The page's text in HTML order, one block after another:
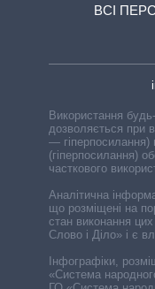
ВСІ
Використання
дозволяється при
—
(гіперпосилання)
часткового
Аналітична
що розміщені на
стан виконання
Слово і Діло» і є
Інфографіки,
«Система